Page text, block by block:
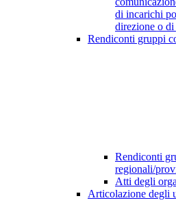
di incarichi
direzione o
Rendiconti gruppi
Rendiconti
regionali/
Atti degli
Articolazione degli